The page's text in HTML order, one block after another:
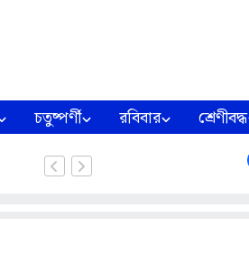
চতুষ্পর্ণী রবিবার শ্রেণীবদ্ধ